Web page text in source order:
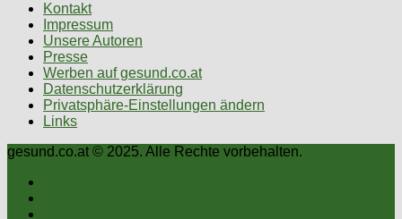
Kontakt
Impressum
Unsere Autoren
Presse
Werben auf gesund.co.at
Datenschutzerklärung
Privatsphäre-Einstellungen ändern
Links
gesund.co.at © 2025. Alle Rechte vorbehalten.